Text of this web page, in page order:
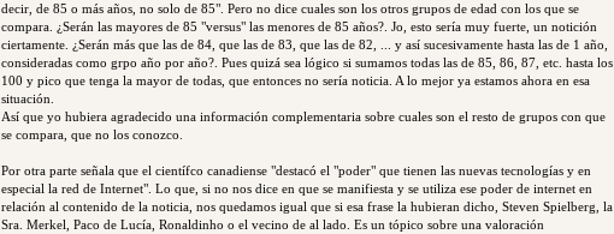
decir, de 85 o más años, no solo de 85". Pero no dice cuales son los otros grupos de edad con los que se
compara. ¿Serán las mayores de 85 "versus" las menores de 85 años?. Jo, esto sería muy fuerte, un notición
ciertamente. ¿Serán más que las de 84, que las de 83, que las de 82, ... y así sucesivamente hasta las de 1 año,
consideradas como grpo año por año?. Pues quizá sea lógico si sumamos todas las de 85, 86, 87, etc. hasta los
100 y pico que tenga la mayor de todas, que entonces no sería noticia. A lo mejor ya estamos ahora en esa
situación.
Así que yo hubiera agradecido una información complementaria sobre cuales son el resto de grupos con que
se compara, que no los conozco.
Por otra parte señala que el científco canadiense "destacó el "poder" que tienen las nuevas tecnologías y en
especial la red de Internet". Lo que, si no nos dice en que se manifiesta y se utiliza ese poder de internet en
relación al contenido de la noticia, nos quedamos igual que si esa frase la hubieran dicho, Steven Spielberg, la
Sra. Merkel, Paco de Lucía, Ronaldinho o el vecino de al lado. Es un tópico sobre una valoración